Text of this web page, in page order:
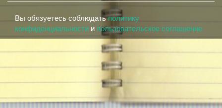
Вы обязуетесь соблюдатьполитику
конфиденциальности и пользовательское соглашение